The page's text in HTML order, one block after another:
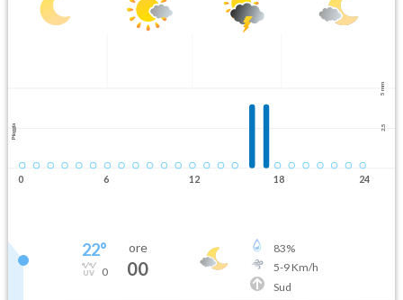
5 mm
2.5
Pioggia
0 6 12 18 24
22°
0
ore
00
83%
5-9Km/h
Sud